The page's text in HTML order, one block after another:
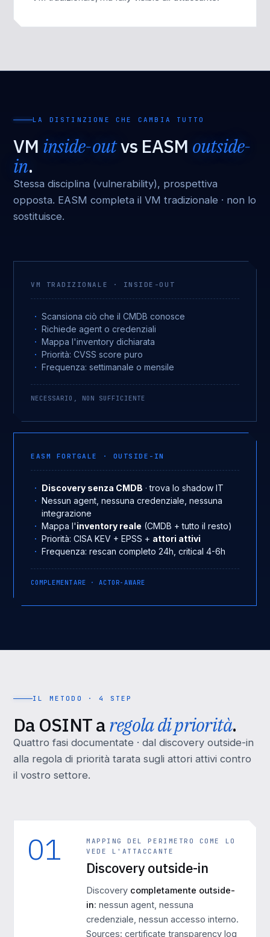
LA DISTINZIONE CHE CAMBIA TUTTO
VM inside-outvs EASM outside-
in.
Stessa disciplina (vulnerability), prospettiva
opposta. EASM completa il VM tradizionale · non lo
sostituisce.
VM TRADIZIONALE · INSIDE-OUT
Scansiona ciò che il CMDB conosce
Richiede agent o credenziali
Mappa l'inventory dichiarata
Priorità: CVSS score puro
Frequenza: settimanale o mensile
NECESSARIO, NON SUFFICIENTE
EASM FORTGALE · OUTSIDE-IN
Discovery senza CMDB · trova lo shadow IT
Nessun agent, nessuna credenziale, nessuna
integrazione
Mappa l'inventory reale (CMDB + tutto il resto)
Priorità: CISA KEV + EPSS + attori attivi
Frequenza: rescan completo 24h, critical 4-6h
COMPLEMENTARE · ACTOR-AWARE
IL METODO · 4 STEP
Da OSINT aregola di priorità.
Quattro fasi documentate · dal discovery outside-in
alla regola di priorità tarata sugli attori attivi contro
il vostro settore.
01
MAPPING DEL PERIMETRO COME LO
VEDE L'ATTACCANTE
Discovery outside-in
Discovery completamente outside-
in: nessun agent, nessuna
credenziale, nessun accesso interno.
Sources: certificate transparency log